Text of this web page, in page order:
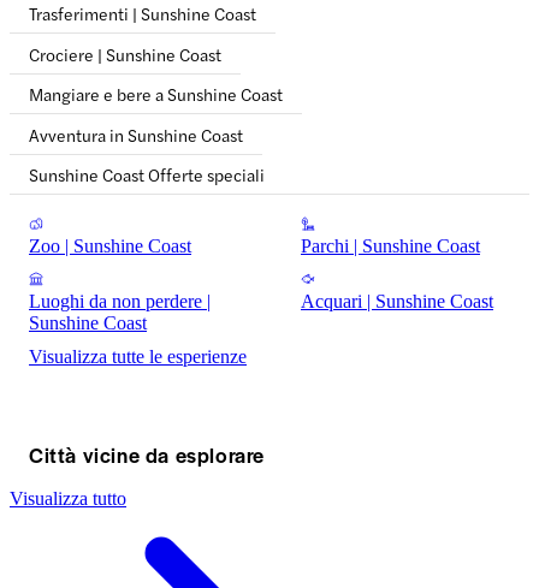
Trasferimenti | Sunshine Coast
Crociere | Sunshine Coast
Mangiare e bere a Sunshine Coast
Avventura in Sunshine Coast
Sunshine Coast Offerte speciali
Zoo | Sunshine Coast Parchi | Sunshine Coast
Luoghi da non perdere |
Sunshine Coast
Acquari | Sunshine Coast
Visualizza tutte le esperienze
Città vicine da esplorare
Visualizza tutto